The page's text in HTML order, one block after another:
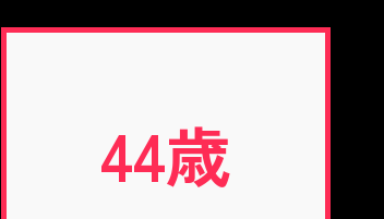
44歳